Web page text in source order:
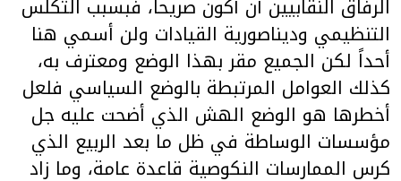
الرفاق النقابيين أن أكون صريحاً، فبسبب التكلس
التنظيمي وديناصورية القيادات ولن أسمي هنا
أحداً لكن الجميع مقر بهذا الوضع ومعترف به،
كذلك العوامل المرتبطة بالوضع السياسي فلعل
أخطرها هو الوضع الهش الذي أضحت عليه جل
مؤسسات الوساطة في ظل ما بعد الربيع الذي
كرس الممارسات النكوصية قاعدة عامة، وما زاد